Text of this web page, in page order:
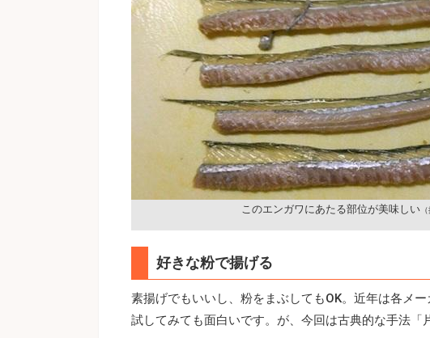
このエンガワにあたる部位が美味しい（
好きな粉で揚げる
素揚げでもいいし、粉をまぶしてもOK。近年は各メ
試してみても面白いです。が、今回は古典的な手法「